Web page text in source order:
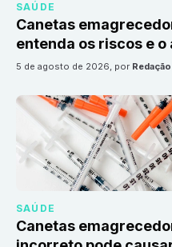
SAÚDE
Canetas
entenda os riscos e
5 de agosto de 2026, por
SAÚDE
Canetas